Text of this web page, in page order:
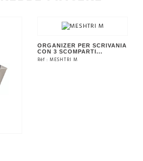
ORGANIZER PER SCRIVANIA
CON 3 SCOMPARTI...
Rèf : MESHTRI M